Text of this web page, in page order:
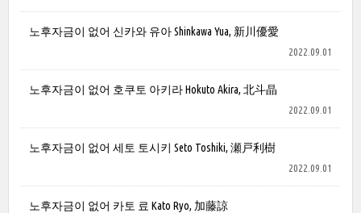
노후자금이 없어 신카와 유아 Shinkawa Yua, 新川優愛
2022.09.01
노후자금이 없어 호쿠토 아키라 Hokuto Akira, 北斗晶
2022.09.01
노후자금이 없어 세토 토시키 Seto Toshiki, 瀬戸利樹
2022.09.01
노후자금이 없어 카토 료 Kato Ryo, 加藤諒